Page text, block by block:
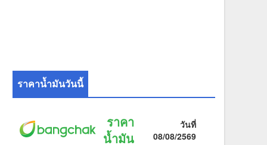
ราคาน้ำมันวันนี้